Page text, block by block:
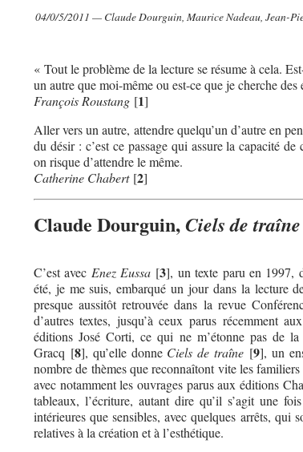
04/0/5/2011 — Claude Dourguin, Maurice Nadeau, Jean-
« Tout le problème de la lecture se résume à cela.
un autre que moi-même ou est-ce que je cherche des
François Roustang[1]
Aller vers un autre, attendre quelqu’un d’autre en
du désir : c’est ce passage qui assure la capacité
on risque d’attendre le même.
Catherine Chabert[2]
Claude Dourguin,Ciels de traîne
C’est avec Enez Eussa [3], un texte paru en 1997,
été, je me suis, embarqué un jour dans la lecture
presque aussitôt retrouvée dans la revue
d’autres textes, jusqu’à ceux parus récemment
éditions José Corti, ce qui ne m’étonne pas de
Gracq [8], qu’elle donne Ciels de traîne [9], un
nombre de thèmes que reconnaîtont vite les
avec notamment les ouvrages parus aux éditions
tableaux, l’écriture, autant dire qu’il s’agit une
intérieures que sensibles, avec quelques arrêts,
relatives à la création et à l’esthétique.